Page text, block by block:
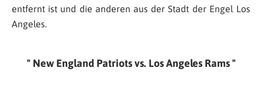
entfernt ist und die anderen aus der Stadt der Engel Los
Angeles.
New England Patriots vs. Los Angeles Rams